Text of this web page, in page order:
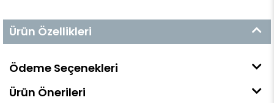
Ürün Özellikleri
Ödeme Seçenekleri
Ürün Önerileri